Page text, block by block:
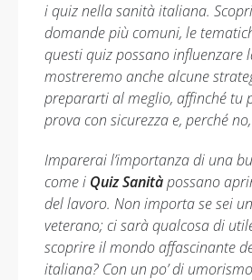
i quiz nella sanità italiana.
domande più comuni, le
questi quiz possano influenzare
mostreremo anche alcune
prepararti al meglio, affinché tu
prova con sicurezza e, perché
Imparerai l’importanza di una
come i Quiz Sanitàpossano
del lavoro. Non importa se sei
veterano; ci sarà qualcosa di
scoprire il mondo affascinante
italiana? Con un po’ di